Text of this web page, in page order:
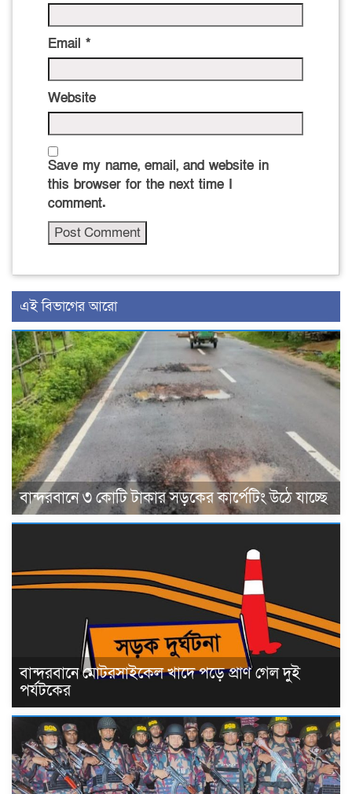
Email *
Website
Save my name, email, and website in
this browser for the next time I
comment.
এই বিভাগের আরো
বান্দরবানে ৩ কোটি টাকার সড়কের কার্পেটিং উঠে যাচ্ছে
বান্দরবানে মোটরসাইকেল খাদে পড়ে প্রাণ গেল দুই
পর্যটকের